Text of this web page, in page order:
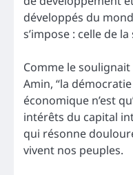
développés du
s’impose : celle de
Comme le soulignait
Amin, “la
économique n’est
intérêts du capital
qui résonne
vivent nos peuples.